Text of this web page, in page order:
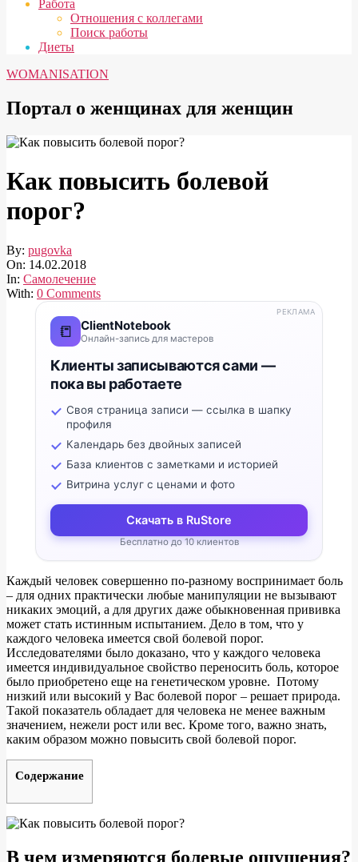
Работа
Отношения с коллегами
Поиск работы
Диеты
WOMANISATION
Портал о женщинах для женщин
Как повысить болевой
порог?
By: pugovka
On: 14.02.2018
In: Самолечение
With: 0 Comments
📒 ClientNotebook
Онлайн-запись для мастеров
Клиенты записываются сами —
пока вы работаете
Своя страница записи — ссылка в шапку
профиля
Календарь без двойных записей
База клиентов с заметками и историей
Витрина услуг с ценами и фото
Скачать в RuStore
Бесплатно до 10 клиентов
РЕКЛАМА
Каждый человек совершенно по-разному воспринимает боль
– для одних практически любые манипуляции не вызывают
никаких эмоций, а для других даже обыкновенная прививка
может стать истинным испытанием. Дело в том, что у
каждого человека имеется свой болевой порог.
Исследователями было доказано, что у каждого человека
имеется индивидуальное свойство переносить боль, которое
было приобретено еще на генетическом уровне. Потому
низкий или высокий у Вас болевой порог – решает природа.
Такой показатель обладает для человека не менее важным
значением, нежели рост или вес. Кроме того, важно знать,
каким образом можно повысить свой болевой порог.
Содержание
В чем измеряются болевые ощущения?